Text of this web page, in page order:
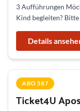
3 Aufführungen
Kind begleiten? Bitte
Details
ABO 587
Ticket4U